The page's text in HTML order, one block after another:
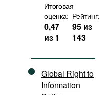
Итоговая
оценка:
0,47
из 1
Рейтинг:
95 из
143
Global Right to
Information